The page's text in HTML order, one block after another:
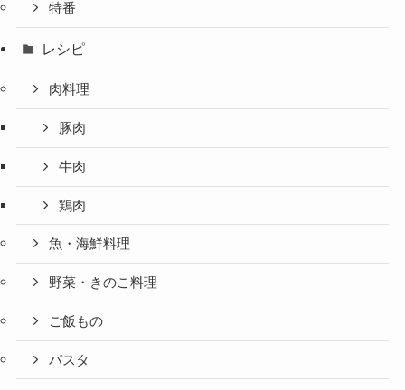
特番
レシピ
肉料理
豚肉
牛肉
鶏肉
魚・海鮮料理
野菜・きのこ料理
ご飯もの
パスタ